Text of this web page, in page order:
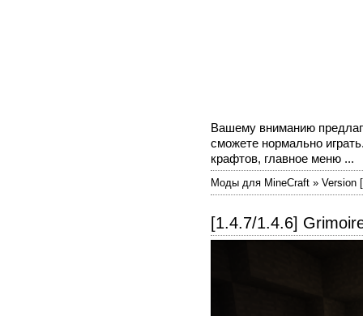
Вашему вниманию
сможете нормально
крафтов, главное меню ...
Моды для MineCraft » Version
[1.4.7/1.4.6]